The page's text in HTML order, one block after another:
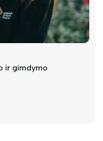
ir gimdymo